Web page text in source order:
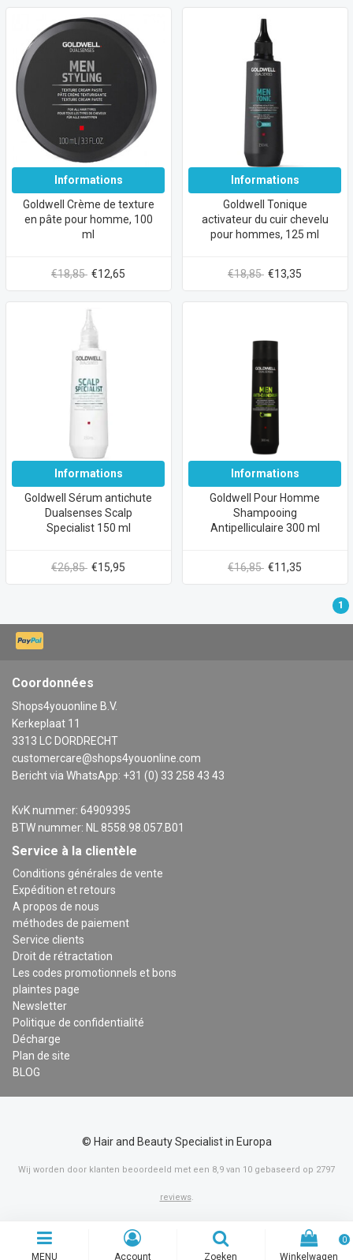
Informations
Goldwell Crème de texture
en pâte pour homme, 100
ml
€18,85 €12,65
Informations
Goldwell Tonique
activateur du cuir chevelu
pour hommes, 125 ml
€18,85 €13,35
Informations
Goldwell Sérum antichute
Dualsenses Scalp
Specialist 150 ml
€26,85 €15,95
Informations
Goldwell Pour Homme
Shampooing
Antipelliculaire 300 ml
€16,85 €11,35
1
Coordonnées
Shops4youonline B.V.
Kerkeplaat 11
3313 LC DORDRECHT
customercare@shops4youonline.com
Bericht via WhatsApp: +31 (0) 33 258 43 43
KvK nummer: 64909395
BTW nummer: NL 8558.98.057.B01
Service à la clientèle
Conditions générales de vente
Expédition et retours
A propos de nous
méthodes de paiement
Service clients
Droit de rétractation
Les codes promotionnels et bons
plaintes page
Newsletter
Politique de confidentialité
Décharge
Plan de site
BLOG
MENU Account Zoeken Winkelwagen
0
© Hair and Beauty Specialist in Europa
Wij worden door klanten beoordeeld met een 8,9 van 10 gebaseerd op 2797
reviews.